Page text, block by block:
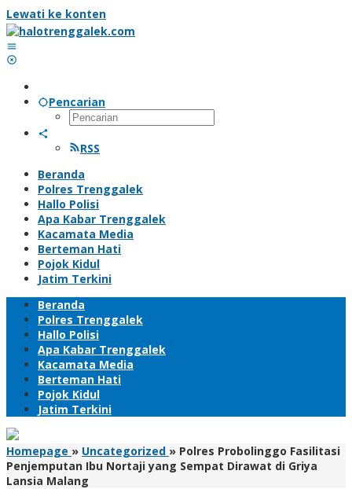
Lewati ke konten
Pencarian
RSS
Beranda
Polres Trenggalek
Hallo Polisi
Apa Kabar Trenggalek
Kacamata Media
Berteman Hati
Pojok Kidul
Jatim Terkini
Beranda
Polres Trenggalek
Hallo Polisi
Apa Kabar Trenggalek
Kacamata Media
Berteman Hati
Pojok Kidul
Jatim Terkini
Homepage » Uncategorized » Polres Probolinggo Fasilitasi
Penjemputan Ibu Nortaji yang Sempat Dirawat di Griya
Lansia Malang